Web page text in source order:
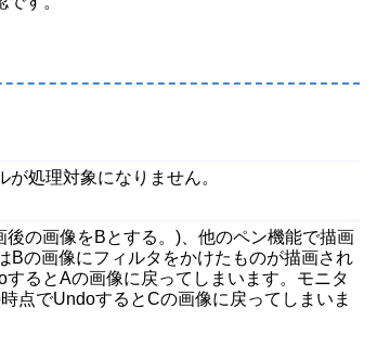
処理対象になりません。
の画像をBとする。)、他のペン機能で描画
Bの画像にフィルタをかけたものが描画され
るとAの画像に戻ってしまいます。モニタ
点でUndoするとCの画像に戻ってしまいま